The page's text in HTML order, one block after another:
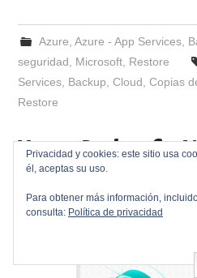
Azure Azure - App Services,
seguridad
Microsoft Restore
Services Backup ,Cloud ,Copias
Restore
Veeam Backup for
Azure – Políticas
Privacidad y cookies: este sitio usa
él, aceptas su uso.
Para obtener más información,
consulta: Política de privacidad